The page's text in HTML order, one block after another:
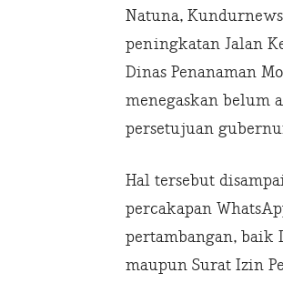
Natuna,
peningkatan Jalan
Dinas Penanaman
menegaskan belum
persetujuan
Hal tersebut
percakapan
pertambangan, baik
maupun Surat Izin